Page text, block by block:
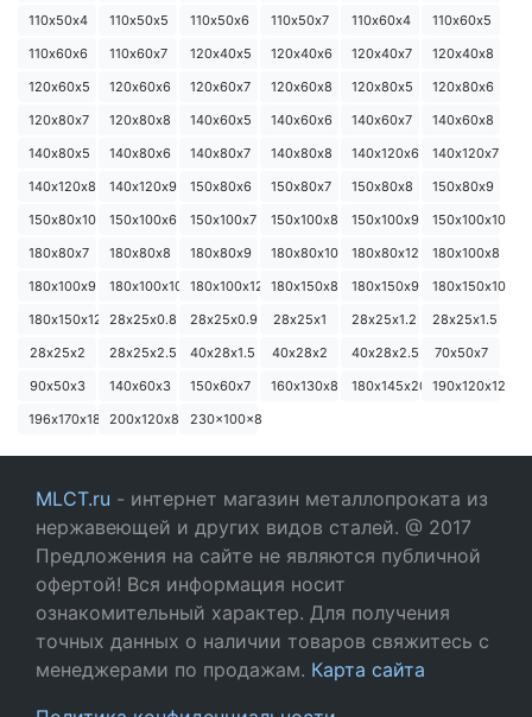
110х50х4
110х50х5 110х50х6 110х50х7 110х60х4
110х60х5
110х60х6
110х60х7 120х40х5 120х40х6 120х40х7
120х40х8
120х60х5
120х60х6 120х60х7 120х60х8 120х80х5
120х80х6
120х80х7
120х80х8 140х60х5 140х60х6 140х60х7
140х60х8
140х80х5
140х80х6 140х80х7 140х80х8 140х120х6
140х120х7
140х120х8
140х120х9 150х80х6 150х80х7 150х80х8
150х80х9
150х80х10
150х100х6 150х100х7 150х100х8 150х100х9
150х100х10
180х80х7
180х80х8 180х80х9 180х80х10 180х80х12
180х100х8
180х100х9
180х100х10 180х100х12 180х150х8 180х150х9
180х150х10
180х150х12
28х25х0.8 28х25х0.9 28х25х1 28х25х1.2
28х25х1.5
28х25х2
28х25х2.5 40х28х1.5 40х28х2 40х28х2.5
70х50х7
90х50х3
140х60х3 150х60х7 160х130х8 180х145х20
190х120х12
196х170х18
200х120х8 230x100x8
MLCT.ru - интернет магазин металлопроката из
нержавеющей и других видов сталей. @ 2017
Предложения на сайте не являются публичной
офертой! Вся информация носит
ознакомительный характер. Для получения
точных данных о наличии товаров свяжитесь с
менеджерами по продажам. Карта сайта